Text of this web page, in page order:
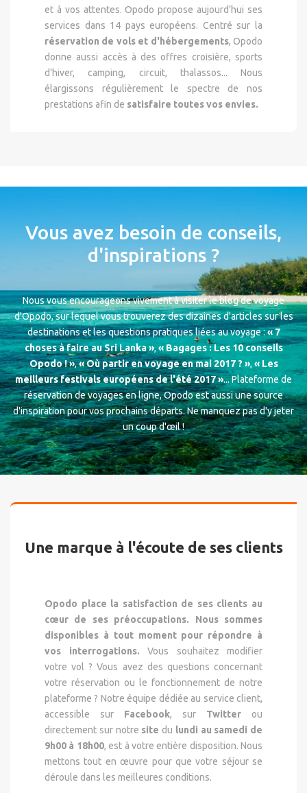
et à vos attentes. Opodo propose aujourd’hui ses
services dans 14 pays européens. Centré sur la
réservation de vols et d'hébergements, Opodo
donne aussi accès à des offres croisière, sports
d'hiver, camping, circuit, thalassos... Nous
élargissons régulièrement le spectre de nos
prestations afin de satisfaire toutes vos envies.
Vous avez besoin de conseils,
d'inspirations ?
Nous vous encourageons vivement à visiter le blog de voyage
d'Opodo, sur lequel vous trouverez des dizaines d'articles sur les
destinations et les questions pratiques liées au voyage :« 7
choses à faire au Sri Lanka »,« Bagages : Les 10 conseils
Opodo ! »,« Où partir en voyage en mai 2017 ? », « Les
meilleurs festivals européens de l'été 2017 »... Plateforme de
réservation de voyages en ligne, Opodo est aussi une source
d'inspiration pour vos prochains départs. Ne manquez pas d'y jeter
un coup d'œil !
Une marque à l'écoute de ses clients
Opodo place la satisfaction de ses clients au
cœur de ses préoccupations. Nous sommes
disponibles à tout moment pour répondre à
vos interrogations. Vous souhaitez modifier
votre vol ? Vous avez des questions concernant
votre réservation ou le fonctionnement de notre
plateforme ? Notre équipe dédiée au service client,
accessible sur Facebook, sur Twitter ou
directement sur notre site du lundi au samedi de
9h00 à 18h00, est à votre entière disposition. Nous
mettons tout en œuvre pour que votre séjour se
déroule dans les meilleures conditions.